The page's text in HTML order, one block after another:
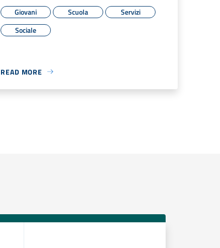
Giovani Scuola
Servizi
Sociale
READ MORE